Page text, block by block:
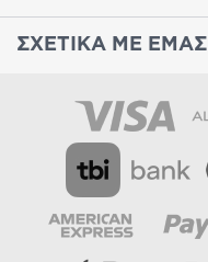
ΣΧΕΤΙΚΑ ΜΕ ΕΜΑΣ